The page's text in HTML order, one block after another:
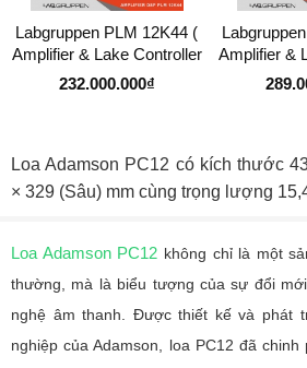
Labgruppen PLM 12K44 (
Amplifier & Lake Controller
) 4 Kênh
232.000.000₫
Amplifier &
) 4
Loa Adamson PC12 có kích thước
× 329 (Sâu) mm cùng trọng lượng
Loa Adamson PC12 không chỉ là một
thường, mà là biểu tượng của sự đổi
nghệ âm thanh. Được thiết kế và phát
nghiệp của Adamson, loa PC12 đã